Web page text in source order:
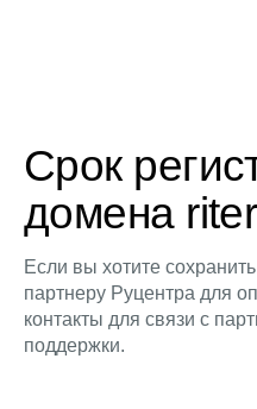
Срок
домена
Если вы хотите
партнеру Руцентра для
контакты для связи с
поддержки.